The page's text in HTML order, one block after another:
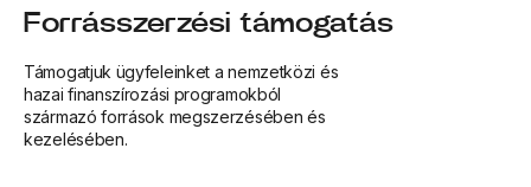
Forrásszerzési támogatás
Támogatjuk ügyfeleinket a nemzetközi és
hazai finanszírozási programokból
származó források megszerzésében és
kezelésében.